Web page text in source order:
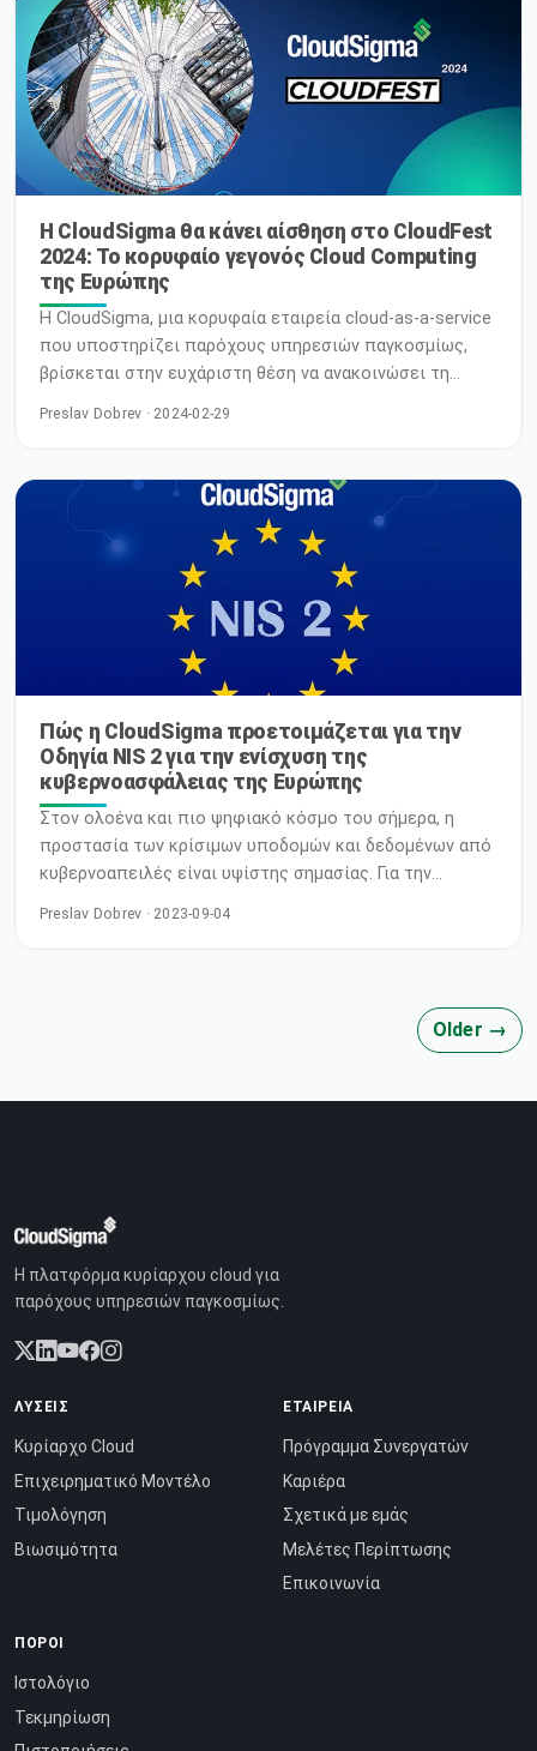
δικαιοδοσία. Πόλη του Μεξικού – 16 Μαΐου 2024 – Στο
CloudSigma Global Partners Conference, ο Robert Jenkin,
ο CEO της CloudSigma, και …
Η CloudSigma θα κάνει αίσθηση στο CloudFest
2024: Το κορυφαίο γεγονός Cloud Computing
της Ευρώπης
Η CloudSigma, μια κορυφαία εταιρεία cloud-as-a-service
που υποστηρίζει παρόχους υπηρεσιών παγκοσμίως,
βρίσκεται στην ευχάριστη θέση να ανακοινώσει τη
συμμετοχή της στο CloudFest 2024, το οποίο πρόκειται
CloudSigma ανυπομονεί να δικτυωθεί με ηγέτες του
κλάδου, καινοτόμους και λάτρεις της τεχνολογίας από
όλο τον κόσμο. Anthony Limby, Chief Commercial Officer
Preslav Dobrev · 2024-02-29
Πώς η CloudSigma προετοιμάζεται για την
Οδηγία NIS 2 για την ενίσχυση της
κυβερνοασφάλειας της Ευρώπης
Στον ολοένα και πιο ψηφιακό κόσμο του σήμερα, η
προστασία των κρίσιμων υποδομών και δεδομένων από
κυβερνοαπειλές είναι υψίστης σημασίας. Για την
ενίσχυση του τοπίου κυβερνοασφάλειας της Ευρώπης,
συστημάτων δικτύου και πληροφοριών. Η CloudSigma
Preslav Dobrev · 2023-09-04
Older →
Η πλατφόρμα κυρίαρχου cloud για
παρόχους υπηρεσιών παγκοσμίως.
ΛΎΣΕΙΣ
Κυρίαρχο Cloud
Επιχειρηματικό Μοντέλο
Τιμολόγηση
Βιωσιμότητα
ΕΤΑΙΡΕΊΑ
Πρόγραμμα Συνεργατών
Καριέρα
Σχετικά με εμάς
Μελέτες Περίπτωσης
Επικοινωνία
ΠΌΡΟΙ
Ιστολόγιο
Τεκμηρίωση